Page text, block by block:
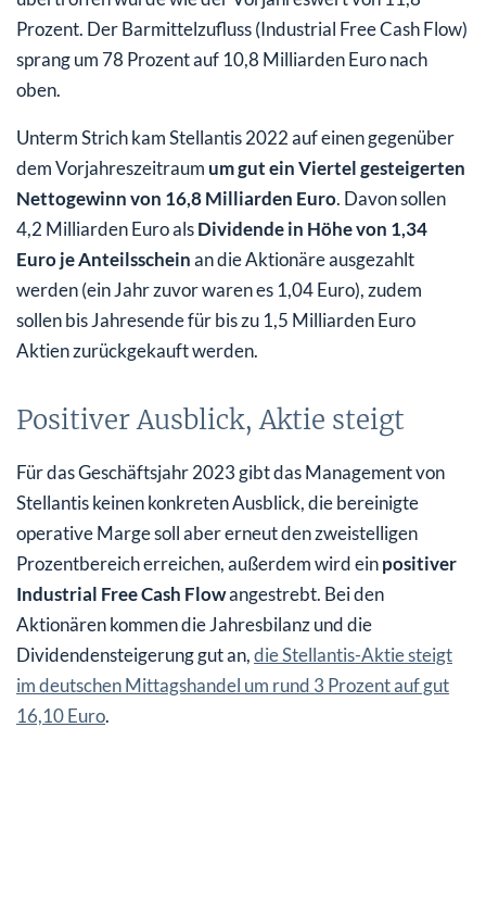
Prozent. Der Barmittelzufluss (Industrial Free Cash Flow)
sprang um 78 Prozent auf 10,8 Milliarden Euro nach
oben.
Unterm Strich kam Stellantis 2022 auf einen gegenüber
dem Vorjahreszeitraum um gut ein Viertel gesteigerten
Nettogewinn von 16,8 Milliarden Euro. Davon sollen
4,2 Milliarden Euro alsDividende in Höhe von 1,34
Euro je Anteilsscheinan die Aktionäre ausgezahlt
werden (ein Jahr zuvor waren es 1,04 Euro), zudem
sollen bis Jahresende für bis zu 1,5 Milliarden Euro
Aktien zurückgekauft werden.
Positiver Ausblick, Aktie steigt
Für das Geschäftsjahr 2023 gibt das Management von
Stellantis keinen konkreten Ausblick, die bereinigte
operative Marge soll aber erneut den zweistelligen
Prozentbereich erreichen, außerdem wird einpositiver
Industrial Free Cash Flowangestrebt. Bei den
Aktionären kommen die Jahresbilanz und die
Dividendensteigerung gut an,die Stellantis-Aktie steigt
im deutschen Mittagshandel um rund 3 Prozent auf gut
16,10 Euro.